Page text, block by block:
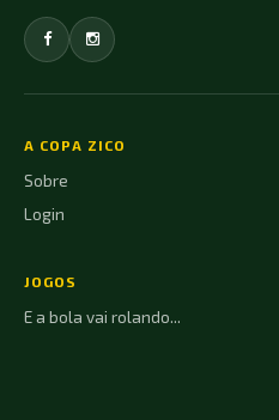
A COPA ZICO
Sobre
Login
JOGOS
E a bola vai rolando...